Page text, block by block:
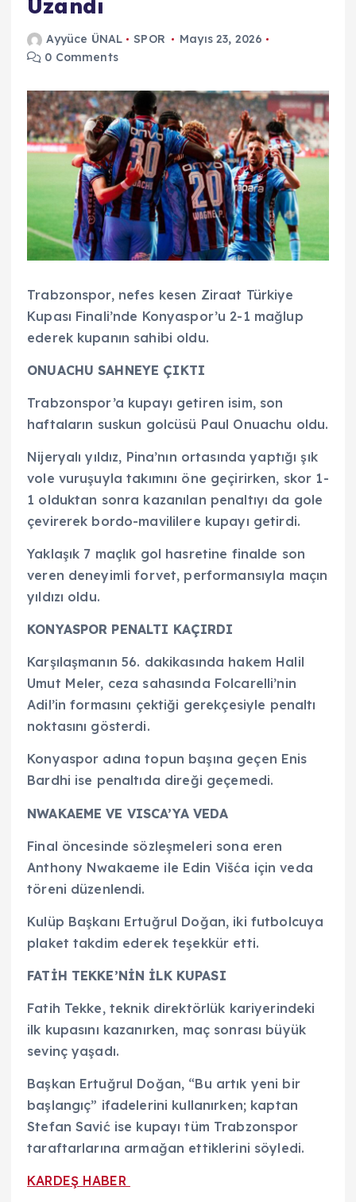
Uzandı
Ayyüce ÜNAL SPOR
Mayıs 23, 2026
0 Comments
Trabzonspor, nefes kesen Ziraat Türkiye
Kupası Finali’nde Konyaspor’u 2-1 mağlup
ederek kupanın sahibi oldu.
ONUACHU SAHNEYE ÇIKTI
Trabzonspor’a kupayı getiren isim, son
haftaların suskun golcüsü Paul Onuachu oldu.
Nijeryalı yıldız, Pina’nın ortasında yaptığı şık
vole vuruşuyla takımını öne geçirirken, skor 1-
1 olduktan sonra kazanılan penaltıyı da gole
çevirerek bordo-mavililere kupayı getirdi.
Yaklaşık 7 maçlık gol hasretine finalde son
veren deneyimli forvet, performansıyla maçın
yıldızı oldu.
KONYASPOR PENALTI KAÇIRDI
Karşılaşmanın 56. dakikasında hakem Halil
Umut Meler, ceza sahasında Folcarelli’nin
Adil’in formasını çektiği gerekçesiyle penaltı
noktasını gösterdi.
Konyaspor adına topun başına geçen Enis
Bardhi ise penaltıda direği geçemedi.
NWAKAEME VE VISCA’YA VEDA
Final öncesinde sözleşmeleri sona eren
Anthony Nwakaeme ile Edin Višća için veda
töreni düzenlendi.
Kulüp Başkanı Ertuğrul Doğan, iki futbolcuya
plaket takdim ederek teşekkür etti.
FATİH TEKKE’NİN İLK KUPASI
Fatih Tekke, teknik direktörlük kariyerindeki
ilk kupasını kazanırken, maç sonrası büyük
sevinç yaşadı.
Başkan Ertuğrul Doğan, “Bu artık yeni bir
başlangıç” ifadelerini kullanırken; kaptan
Stefan Savić ise kupayı tüm Trabzonspor
taraftarlarına armağan ettiklerini söyledi.
KARDEŞ HABER